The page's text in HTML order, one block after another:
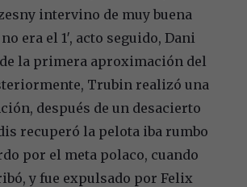
intervino de muy buena
era el 1′, acto seguido, Dani
la primera aproximación del
Trubin realizó una
después de un desacierto
recuperó la pelota iba rumbo
por el meta polaco, cuando
y fue expulsado por Felix